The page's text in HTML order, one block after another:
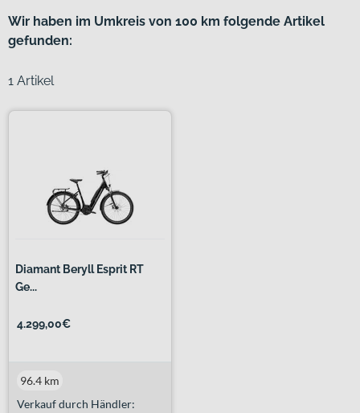
Wir haben im Umkreis von 100 km folgende Artikel
gefunden:
1 Artikel
Diamant Beryll Esprit RT
Ge...
4.299,00€
Verkauf durch Händler:
96.4 km